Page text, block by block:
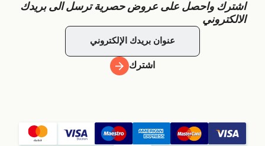
اشترك واحصل على عروض حصرية ترسل الى بريدك
الالكتروني
اشترك